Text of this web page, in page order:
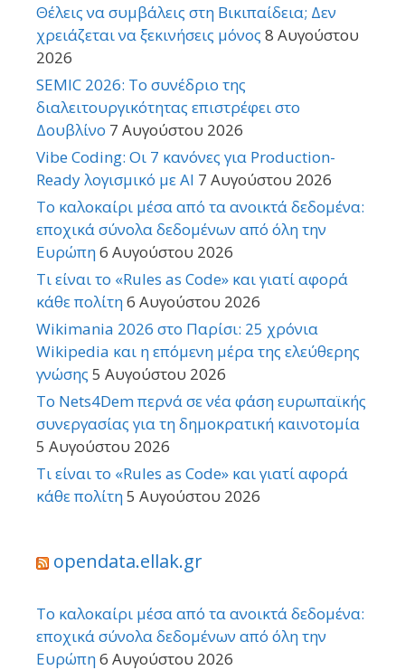
Θέλεις να συμβάλεις στη Βικιπαίδεια; Δεν
χρειάζεται να ξεκινήσεις μόνος 8 Αυγούστου
2026
SEMIC 2026: Το συνέδριο της
διαλειτουργικότητας επιστρέφει στο
Δουβλίνο 7 Αυγούστου 2026
Vibe Coding: Οι 7 κανόνες για Production-
Ready λογισμικό με AI 7 Αυγούστου 2026
Το καλοκαίρι μέσα από τα ανοικτά δεδομένα:
εποχικά σύνολα δεδομένων από όλη την
Ευρώπη6 Αυγούστου 2026
Τι είναι το «Rules as Code» και γιατί αφορά
κάθε πολίτη6 Αυγούστου 2026
Wikimania 2026 στο Παρίσι: 25 χρόνια
Wikipedia και η επόμενη μέρα της ελεύθερης
γνώσης 5 Αυγούστου 2026
Το Nets4Dem περνά σε νέα φάση ευρωπαϊκής
συνεργασίας για τη δημοκρατική καινοτομία
5 Αυγούστου 2026
Τι είναι το «Rules as Code» και γιατί αφορά
κάθε πολίτη5 Αυγούστου 2026
opendata.ellak.gr
Το καλοκαίρι μέσα από τα ανοικτά δεδομένα:
εποχικά σύνολα δεδομένων από όλη την
Ευρώπη6 Αυγούστου 2026